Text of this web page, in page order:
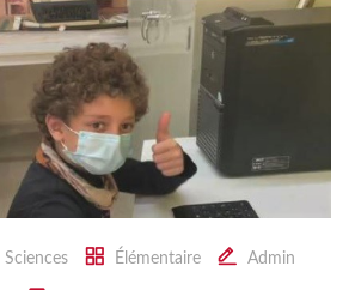
Sciences Élémentaire Admin